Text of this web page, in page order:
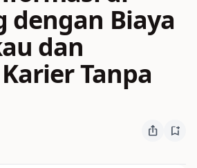
dengan Biaya
dan
Tanpa
ios_share bookmark_add